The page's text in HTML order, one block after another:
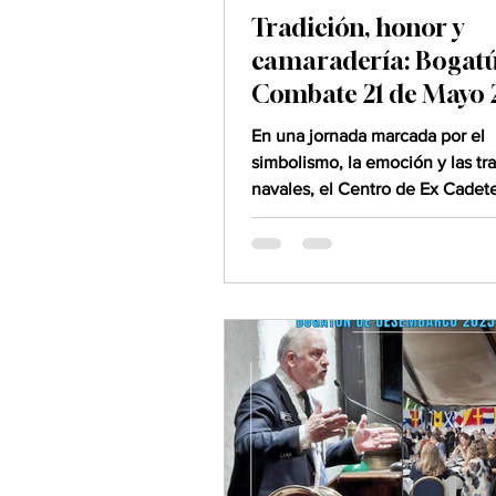
Tradición, honor y
camaradería:
Combate 21 de Mayo
En una jornada marcada por el
simbolismo, la emoción y las
navales, el Centro de Ex
Oficiales de la Armada
celebró su emblemático
aniversario de los Combates
Iquique y Punta Gruesa. La
realizada en el fondeadero
reunió a autoridades navales,
especiales, cadetes y familias
caleuchanas en torno a una
profu